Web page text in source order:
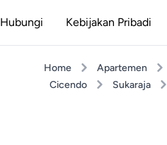
Hubungi Kebijakan Pribadi
Home Apartemen
Cicendo
Sukaraja